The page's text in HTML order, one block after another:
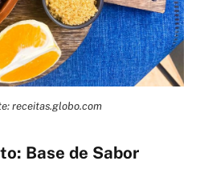
receitas.globo.com
Base de Sabor